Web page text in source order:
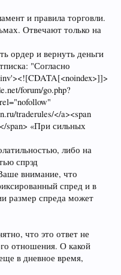
и правила торговли.
Отвечают только на
ордер и вернуть деньги
"Согласно
forum/go.php?
traderules/</a><span
span> «При сильных
либо на
спрэд
внимание, что
спред и в
размер спреда может
что это ответ не
отношения. О какой
в дневное время,